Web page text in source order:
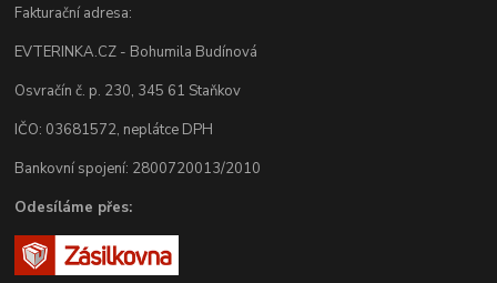
Fakturační adresa:
EVTERINKA.CZ - Bohumila Budínová
Osvračín č. p. 230, 345 61 Staňkov
IČO: 03681572, neplátce DPH
Bankovní spojení: 2800720013/2010
Odesíláme přes: